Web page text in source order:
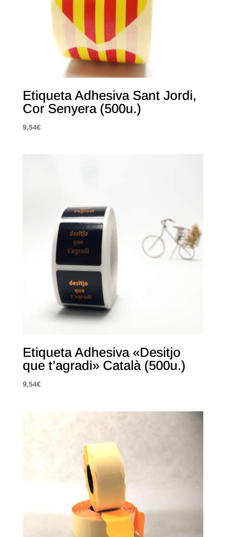
Etiqueta Adhesiva Sant Jordi,
Cor Senyera (500u.)
9,54€
Etiqueta Adhesiva «Desitjo
que t’agradi» Català (500u.)
9,54€